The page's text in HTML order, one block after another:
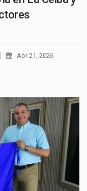
Abr 21, 2026